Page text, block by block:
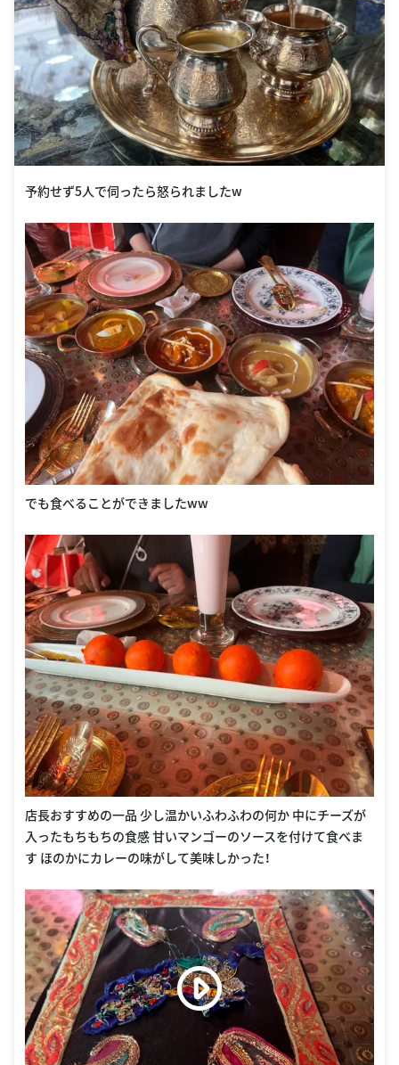
予約せず5人で伺ったら怒られましたw
でも食べることができましたww
店長おすすめの一品 少し温かいふわふわの何か 中にチーズが
入ったもちもちの食感 甘いマンゴーのソースを付けて食べま
す ほのかにカレーの味がして美味しかった！